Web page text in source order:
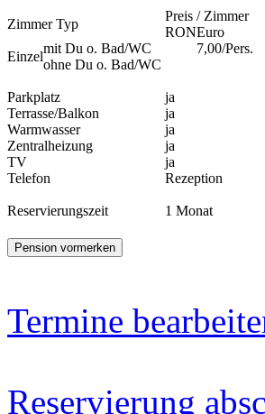
Zimmer Typ
Preis / Zimmer
RONEuro
Einzel
mit Du o. Bad/WC
7,00/Pers.
ohne Du o. Bad/WC
Parkplatz
ja
Terrasse/Balkon
ja
Warmwasser
ja
Zentralheizung
ja
TV
ja
Telefon
Rezeption
Reservierungszeit 1 Monat
Termine
Reservierung